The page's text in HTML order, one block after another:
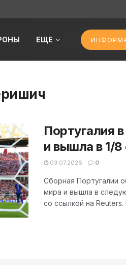
ЕЩЕ
Португалия
и вышла в 1/
03.07.2026 0
Сборная Португалии
мира и вышла в
со ссылкой на